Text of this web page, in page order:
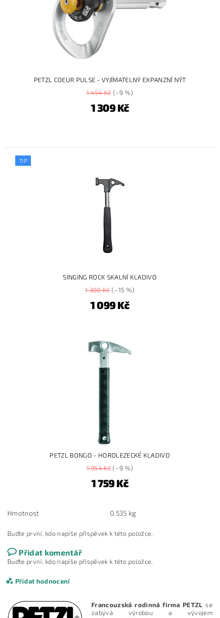
PETZL COEUR PULSE - VYJÍMATELNÝ EXPANZNÍ NÝT
1 454 Kč(–9 %)
1 309 Kč
TIP
SINGING ROCK SKALNÍ KLADIVO
1 300 Kč(–15 %)
1 099 Kč
PETZL BONGO - HOROLEZECKÉ KLADIVO
1 954 Kč(–9 %)
1 759 Kč
Hmotnost 0.535 kg
Buďte první, kdo napíše příspěvek k této položce.
Přidat komentář
Buďte první, kdo napíše příspěvek k této položce.
Přidat hodnocení
Francouzská rodinná firma PETZL se
zabývá výrobou a vývojem